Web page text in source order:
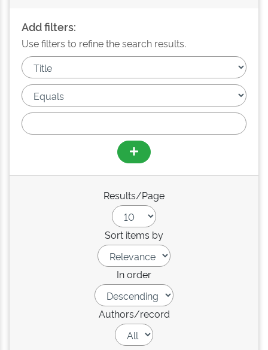
Add filters:
Use filters to refine the search results.
Results/Page
Sort items by
In order
Authors/record